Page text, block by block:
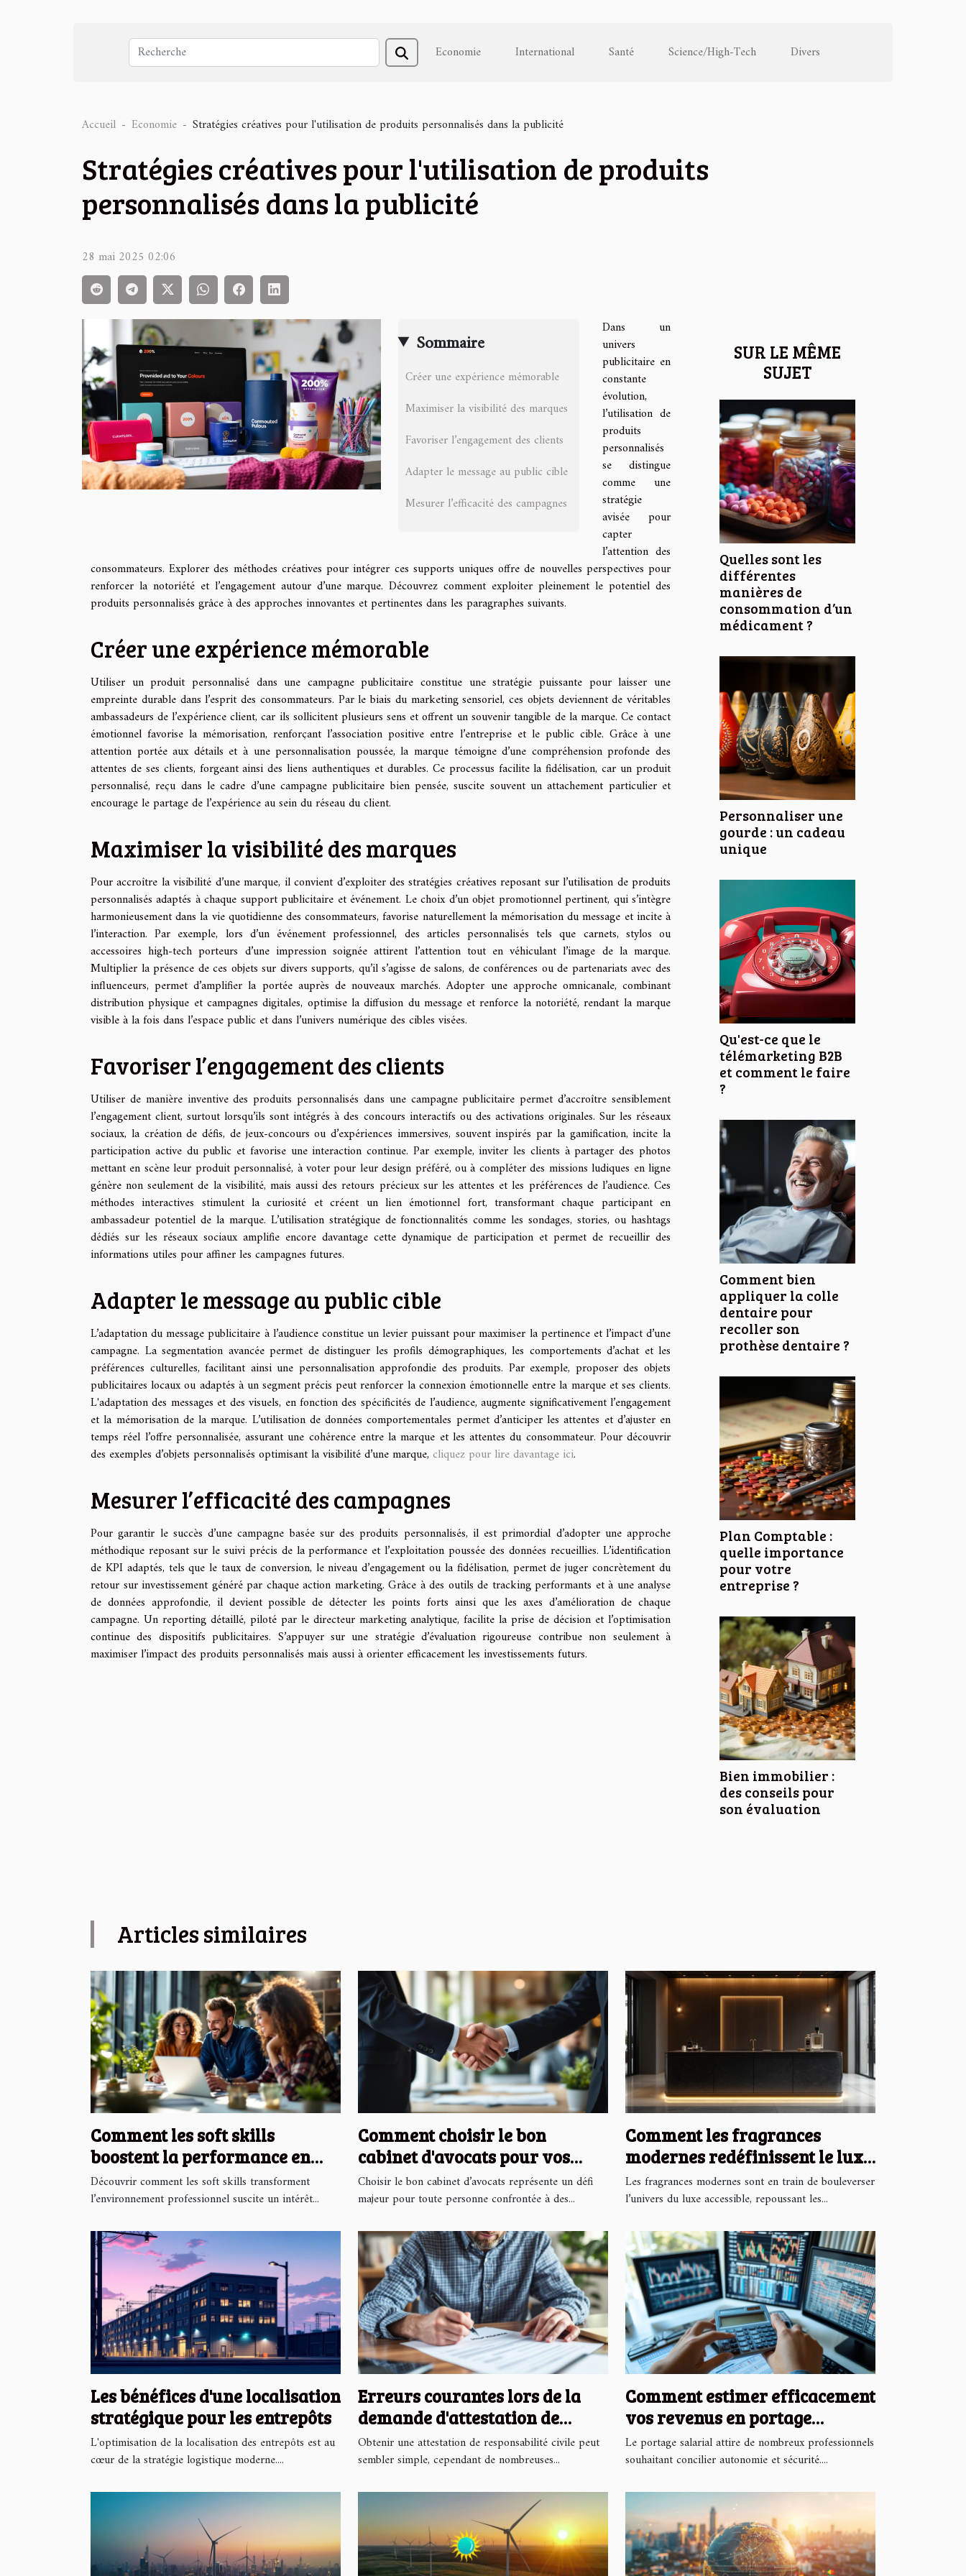
Economie International Santé Science/High-Tech Divers
Accueil Economie Stratégies créatives pour l'utilisation de produits personnalisés dans la publicité
Stratégies créatives pour l'utilisation de produits
personnalisés dans la publicité
28 mai 2025 02:06
Sommaire
Créer une expérience mémorable
Maximiser la visibilité des marques
Favoriser l’engagement des clients
Adapter le message au public cible
Mesurer l’efficacité des campagnes
Dans un
univers
publicitaire en
constante
évolution,
l’utilisation de
produits
personnalisés
se distingue
comme une
stratégie
avisée pour
capter
l’attention des
consommateurs. Explorer des méthodes créatives pour intégrer ces supports uniques offre de nouvelles perspectives pour
renforcer la notoriété et l’engagement autour d’une marque. Découvrez comment exploiter pleinement le potentiel des
produits personnalisés grâce à des approches innovantes et pertinentes dans les paragraphes suivants.
Créer une expérience mémorable
Utiliser un produit personnalisé dans une campagne publicitaire constitue une stratégie puissante pour laisser une
empreinte durable dans l’esprit des consommateurs. Par le biais du marketing sensoriel, ces objets deviennent de véritables
ambassadeurs de l’expérience client, car ils sollicitent plusieurs sens et offrent un souvenir tangible de la marque. Ce contact
émotionnel favorise la mémorisation, renforçant l’association positive entre l’entreprise et le public cible. Grâce à une
attention portée aux détails et à une personnalisation poussée, la marque témoigne d’une compréhension profonde des
attentes de ses clients, forgeant ainsi des liens authentiques et durables. Ce processus facilite la fidélisation, car un produit
personnalisé, reçu dans le cadre d’une campagne publicitaire bien pensée, suscite souvent un attachement particulier et
encourage le partage de l’expérience au sein du réseau du client.
Maximiser la visibilité des marques
Pour accroître la visibilité d’une marque, il convient d’exploiter des stratégies créatives reposant sur l’utilisation de produits
personnalisés adaptés à chaque support publicitaire et événement. Le choix d’un objet promotionnel pertinent, qui s’intègre
harmonieusement dans la vie quotidienne des consommateurs, favorise naturellement la mémorisation du message et incite à
l’interaction. Par exemple, lors d’un événement professionnel, des articles personnalisés tels que carnets, stylos ou
accessoires high-tech porteurs d’une impression soignée attirent l’attention tout en véhiculant l’image de la marque.
Multiplier la présence de ces objets sur divers supports, qu’il s’agisse de salons, de conférences ou de partenariats avec des
influenceurs, permet d’amplifier la portée auprès de nouveaux marchés. Adopter une approche omnicanale, combinant
distribution physique et campagnes digitales, optimise la diffusion du message et renforce la notoriété, rendant la marque
visible à la fois dans l’espace public et dans l’univers numérique des cibles visées.
Favoriser l’engagement des clients
Utiliser de manière inventive des produits personnalisés dans une campagne publicitaire permet d’accroître sensiblement
l’engagement client, surtout lorsqu’ils sont intégrés à des concours interactifs ou des activations originales. Sur les réseaux
sociaux, la création de défis, de jeux-concours ou d’expériences immersives, souvent inspirés par la gamification, incite la
participation active du public et favorise une interaction continue. Par exemple, inviter les clients à partager des photos
mettant en scène leur produit personnalisé, à voter pour leur design préféré, ou à compléter des missions ludiques en ligne
génère non seulement de la visibilité, mais aussi des retours précieux sur les attentes et les préférences de l’audience. Ces
méthodes interactives stimulent la curiosité et créent un lien émotionnel fort, transformant chaque participant en
ambassadeur potentiel de la marque. L’utilisation stratégique de fonctionnalités comme les sondages, stories, ou hashtags
dédiés sur les réseaux sociaux amplifie encore davantage cette dynamique de participation et permet de recueillir des
informations utiles pour affiner les campagnes futures.
Adapter le message au public cible
L’adaptation du message publicitaire à l’audience constitue un levier puissant pour maximiser la pertinence et l’impact d’une
campagne. La segmentation avancée permet de distinguer les profils démographiques, les comportements d’achat et les
préférences culturelles, facilitant ainsi une personnalisation approfondie des produits. Par exemple, proposer des objets
publicitaires locaux ou adaptés à un segment précis peut renforcer la connexion émotionnelle entre la marque et ses clients.
L'adaptation des messages et des visuels, en fonction des spécificités de l’audience, augmente significativement l’engagement
et la mémorisation de la marque. L’utilisation de données comportementales permet d’anticiper les attentes et d’ajuster en
temps réel l’offre personnalisée, assurant une cohérence entre la marque et les attentes du consommateur. Pour découvrir
des exemples d’objets personnalisés optimisant la visibilité d’une marque, cliquez pour lire davantage ici.
Mesurer l’efficacité des campagnes
Pour garantir le succès d’une campagne basée sur des produits personnalisés, il est primordial d’adopter une approche
méthodique reposant sur le suivi précis de la performance et l’exploitation poussée des données recueillies. L’identification
de KPI adaptés, tels que le taux de conversion, le niveau d’engagement ou la fidélisation, permet de juger concrètement du
retour sur investissement généré par chaque action marketing. Grâce à des outils de tracking performants et à une analyse
de données approfondie, il devient possible de détecter les points forts ainsi que les axes d’amélioration de chaque
campagne. Un reporting détaillé, piloté par le directeur marketing analytique, facilite la prise de décision et l’optimisation
continue des dispositifs publicitaires. S’appuyer sur une stratégie d’évaluation rigoureuse contribue non seulement à
maximiser l’impact des produits personnalisés mais aussi à orienter efficacement les investissements futurs.
SUR LE MÊME
SUJET
Quelles sont les
différentes
manières de
consommation d’un
médicament ?
Personnaliser une
gourde : un cadeau
unique
Qu'est-ce que le
télémarketing B2B
et comment le faire
?
Comment bien
appliquer la colle
dentaire pour
recoller son
prothèse dentaire ?
Plan Comptable :
quelle importance
pour votre
entreprise ?
Bien immobilier :
des conseils pour
son évaluation
Articles similaires
Comment les soft skills
boostent la performance en
entreprise ?
Découvrir comment les soft skills transforment
l’environnement professionnel suscite un intérêt...
Comment choisir le bon
cabinet d'avocats pour vos
besoins juridiques ?
Choisir le bon cabinet d’avocats représente un défi
majeur pour toute personne confrontée à des...
Comment les fragrances
modernes redéfinissent le luxe
accessible ?
Les fragrances modernes sont en train de bouleverser
l’univers du luxe accessible, repoussant les...
Les bénéfices d'une localisation
stratégique pour les entrepôts
L'optimisation de la localisation des entrepôts est au
cœur de la stratégie logistique moderne....
Erreurs courantes lors de la
demande d'attestation de
responsabilité civile
Obtenir une attestation de responsabilité civile peut
sembler simple, cependant de nombreuses...
Comment estimer efficacement
vos revenus en portage
salarial
Le portage salarial attire de nombreux professionnels
souhaitant concilier autonomie et sécurité....